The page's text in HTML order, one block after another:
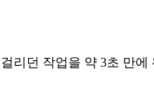
리던 작업을 약 3초 만